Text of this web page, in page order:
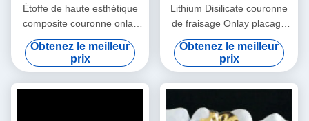
Étoffe de haute esthétique
composite couronne onlay
placage taille
personnalisable
Obtenez le meilleur
prix
Lithium Disilicate couronne
de fraisage Onlay placage
dentiste de haute précision
Onlay
Obtenez le meilleur
prix